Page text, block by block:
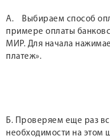
А. Выбираем способ
примере оплаты
МИР. Для начала
платеж».
Б. Проверяем еще раз
необходимости на этом